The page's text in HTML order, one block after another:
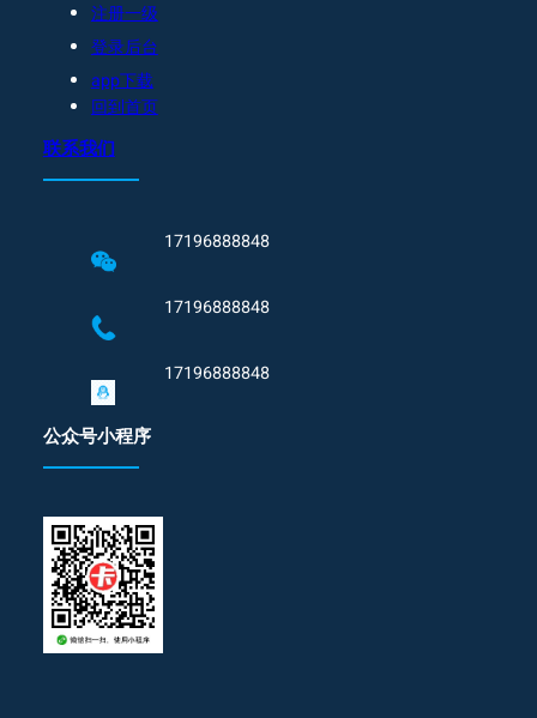
注册一级
登录后台
app下载
回到首页
联系我们
17196888848
17196888848
17196888848
公众号小程序